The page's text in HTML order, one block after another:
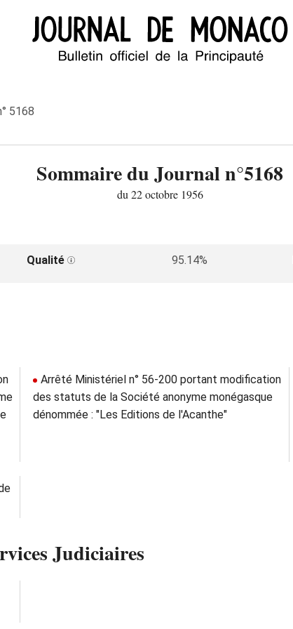
5168
Sommaire du Journal n°5168
du 22 octobre 1956
Qualité 95.14%
Arrêté Ministériel n° 56-200 portant modification
des statuts de la Société anonyme monégasque
dénommée : "Les Editions de l'Acanthe"
Judiciaires